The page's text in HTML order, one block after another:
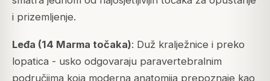
i prizemljenje.
Leđa (14 Marma točaka): Duž kralježnice i preko
lopatica - usko odgovaraju paravertebralnim
područjima koja moderna anatomija prepoznaje kao